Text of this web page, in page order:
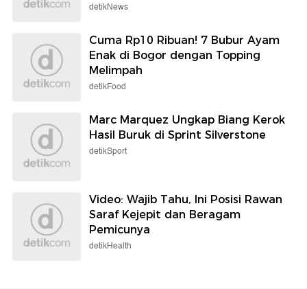
detikNews
Cuma Rp10 Ribuan! 7 Bubur Ayam
Enak di Bogor dengan Topping
Melimpah
detikFood
Marc Marquez Ungkap Biang Kerok
Hasil Buruk di Sprint Silverstone
detikSport
Video: Wajib Tahu, Ini Posisi Rawan
Saraf Kejepit dan Beragam
Pemicunya
detikHealth